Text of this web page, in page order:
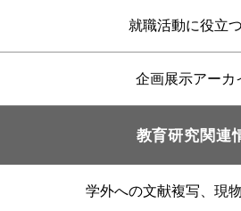
就職活動に役立
企画展示アーカ
教育研究関連
学外への文献複写、現